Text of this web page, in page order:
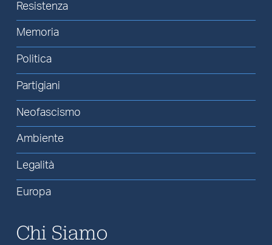
Resistenza
Memoria
Politica
Partigiani
Neofascismo
Ambiente
Legalità
Europa
Chi Siamo